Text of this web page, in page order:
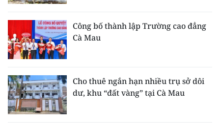
Công bố thành lập Trường cao đẳng
Cà Mau
Cho thuê ngắn hạn nhiều trụ sở dôi
dư, khu “đất vàng” tại Cà Mau